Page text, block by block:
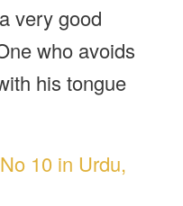
very good
who avoids
his tongue
10 in Urdu,